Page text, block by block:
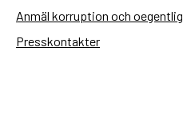
Anmäl korruption och
Presskontakter